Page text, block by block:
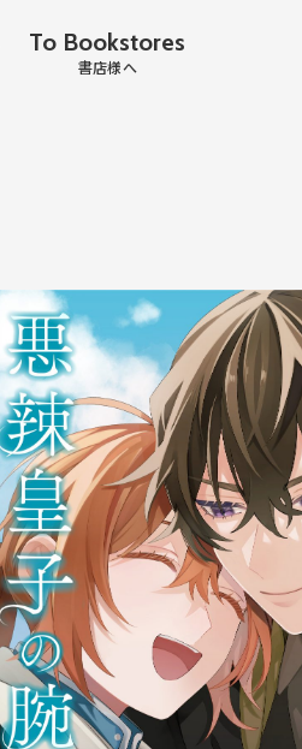
To Bookstores
書店様へ